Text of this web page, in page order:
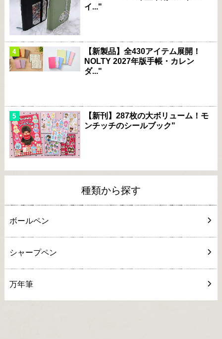
イ..."
【新製品】全430アイテム展開！
NOLTY 2027年版手帳・カレン
ダ..."
【新刊】287枚の大ボリューム！モ
ンチッチのシールブック"
種類から探す
ボールペン
シャープペン
万年筆